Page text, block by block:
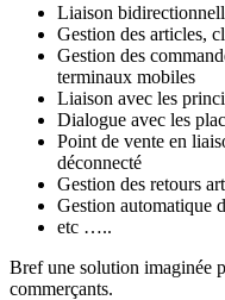
Liaison
Gestion des articles,
Gestion des
terminaux mobiles
Liaison avec les
Dialogue avec les
Point de vente en
déconnecté
Gestion des retours
Gestion automatique
etc …..
Bref une solution imaginée
commerçants.